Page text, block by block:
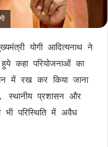
योगी आदित्यनाथ ने
कहा परियोजनाओं का
में रख कर किया जाना
स्थानीय प्रशासन और
परिस्थिति में अवैध